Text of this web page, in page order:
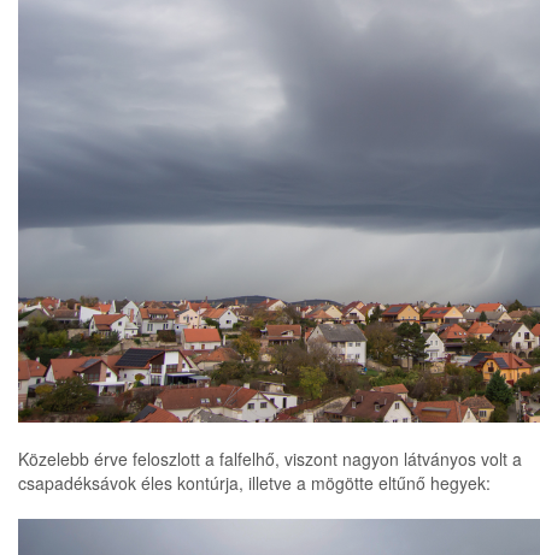
Közelebb érve feloszlott a falfelhő, viszont nagyon látványos volt a
csapadéksávok éles kontúrja, illetve a mögötte eltűnő hegyek: